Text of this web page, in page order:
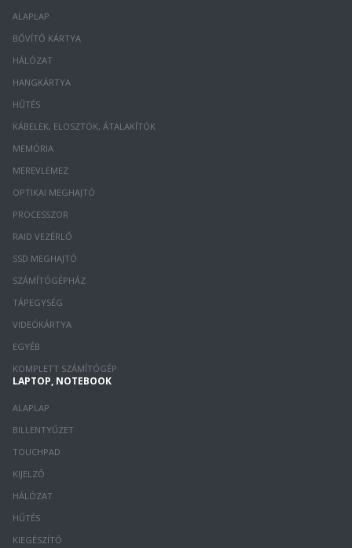
ALAPLAP
BŐVÍTŐ KÁRTYA
HÁLÓZAT
HANGKÁRTYA
HŰTÉS
KÁBELEK, ELOSZTÓK, ÁTALAKÍTÓK
MEMÓRIA
MEREVLEMEZ
OPTIKAI MEGHAJTÓ
PROCESSZOR
RAID VEZÉRLŐ
SSD MEGHAJTÓ
SZÁMÍTÓGÉPHÁZ
TÁPEGYSÉG
VIDEÓKÁRTYA
EGYÉB
KOMPLETT SZÁMÍTÓGÉP
LAPTOP, NOTEBOOK
ALAPLAP
BILLENTYŰZET
TOUCHPAD
KIJELZŐ
HÁLÓZAT
HŰTÉS
KIEGÉSZÍTŐ